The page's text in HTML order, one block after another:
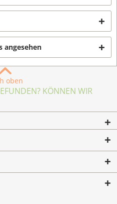
angesehen
oben
KÖNNEN WIR